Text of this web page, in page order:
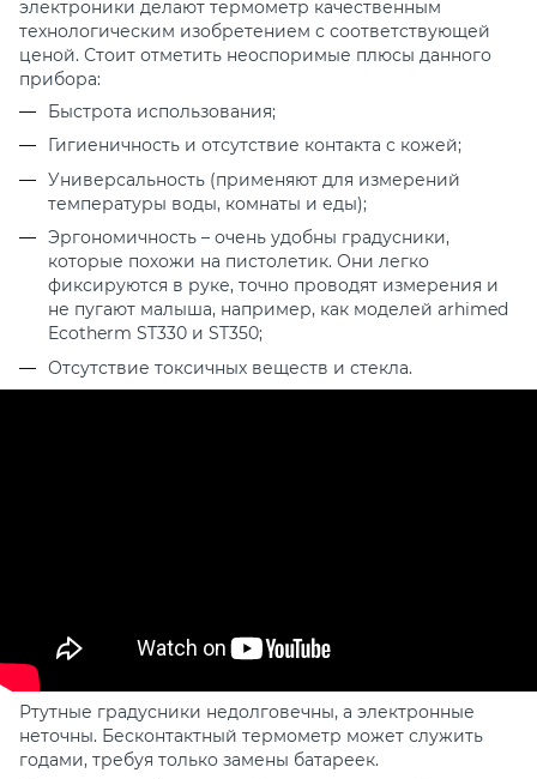
электроники делают термометр качественным
технологическим изобретением с соответствующей
ценой. Стоит отметить неоспоримые плюсы данного
прибора:
Быстрота использования;
Гигиеничность и отсутствие контакта с кожей;
Универсальность (применяют для измерений
температуры воды, комнаты и еды);
Эргономичность – очень удобны градусники,
которые похожи на пистолетик. Они легко
фиксируются в руке, точно проводят измерения и
не пугают малыша, например, как моделей arhimed
Ecotherm ST330 и ST350;
Отсутствие токсичных веществ и стекла.
Ртутные градусники недолговечны, а электронные
неточны. Бесконтактный термометр может служить
годами, требуя только замены батареек.